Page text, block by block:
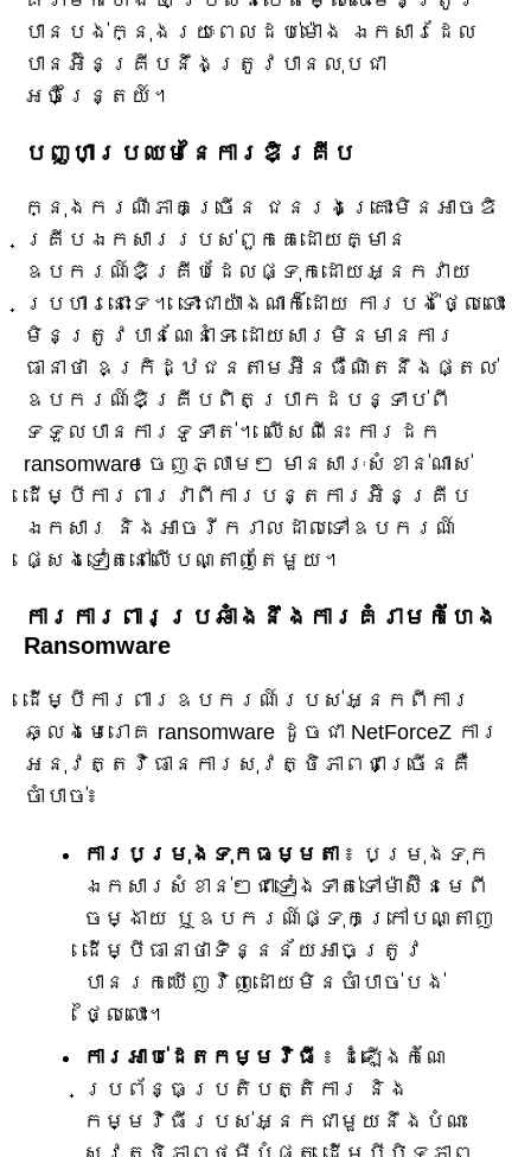
បានបង់ក្នុងរយៈពេលដប់ម៉ោង ឯកសារដែល
បានអ៊ិនគ្រីបនឹងត្រូវបានលុបជា
អចិន្ត្រៃយ៍។
បញ្ហាប្រឈមនៃការឌិគ្រីប
ក្នុងករណីភាគច្រើន ជនរងគ្រោះមិនអាចឌិ
គ្រីបឯកសាររបស់ពួកគេដោយគ្មាន
ឧបករណ៍ឌិគ្រីបដែលផ្ទុកដោយអ្នកវាយ
ប្រហារនោះទេ។ ទោះជាយ៉ាងណាក៏ដោយ ការបង់ថ្លៃលោះ
មិនត្រូវបានណែនាំទេ ដោយសារមិនមានការ
ធានាថា ឧក្រិដ្ឋជនតាមអ៊ីនធឺណិតនឹងផ្តល់
ឧបករណ៍ឌិគ្រីបពិតប្រាកដបន្ទាប់ពី
ទទួលបានការទូទាត់។ លើសពីនេះ ការដក
ransomware ចេញភ្លាមៗ មានសារៈសំខាន់ណាស់
ដើម្បីការពារវាពីការបន្តការអ៊ិនគ្រីប
ឯកសារ និងអាចរីករាលដាលទៅឧបករណ៍
ផ្សេងទៀតនៅលើបណ្តាញតែមួយ។
ការការពារប្រឆាំងនឹងការគំរាមកំហែង
Ransomware
ដើម្បីការពារឧបករណ៍របស់អ្នកពីការ
ឆ្លងមេរោគ ransomware ដូចជា NetForceZ ការ
អនុវត្តវិធានការសុវត្ថិភាពជាច្រើនគឺ
ចាំបាច់៖
ការបម្រុងទុកធម្មតា ៖ បម្រុងទុក
ឯកសារសំខាន់ៗជាទៀងទាត់ទៅម៉ាស៊ីនមេពី
ចម្ងាយ ឬឧបករណ៍ផ្ទុកក្រៅបណ្តាញ
ដើម្បីធានាថាទិន្នន័យអាចត្រូវ
បានរកឃើញវិញដោយមិនចាំបាច់បង់
ថ្លៃលោះ។
ការអាប់ដេតកម្មវិធី ៖ ដំឡើងកំណែ
ប្រព័ន្ធប្រតិបត្តិការ និង
កម្មវិធីរបស់អ្នកជាមួយនឹងបំណះ